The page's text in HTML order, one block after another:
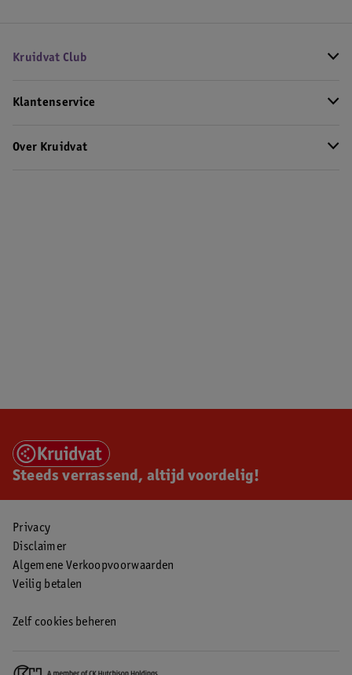
Kruidvat Club
Klantenservice
Over Kruidvat
Steeds verrassend, altijd voordelig!
Privacy
Disclaimer
Algemene Verkoopvoorwaarden
Veilig betalen
Zelf cookies beheren